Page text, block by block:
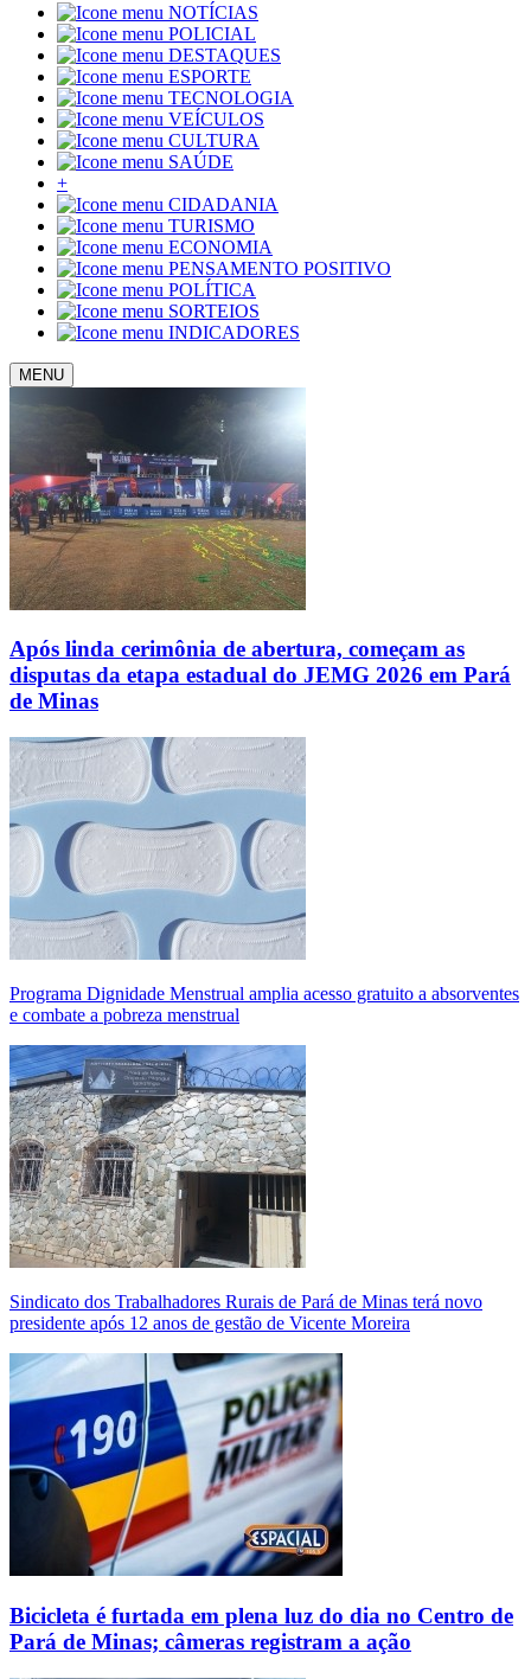
NOTÍCIAS
POLICIAL
DESTAQUES
ESPORTE
TECNOLOGIA
VEÍCULOS
CULTURA
SAÚDE
+
CIDADANIA
TURISMO
ECONOMIA
PENSAMENTO POSITIVO
POLÍTICA
SORTEIOS
INDICADORES
MENU
Após linda cerimônia de abertura, começam as
disputas da etapa estadual do JEMG 2026 em Pará
de Minas
Programa Dignidade Menstrual amplia acesso gratuito a absorventes
e combate a pobreza menstrual
Sindicato dos Trabalhadores Rurais de Pará de Minas terá novo
presidente após 12 anos de gestão de Vicente Moreira
Bicicleta é furtada em plena luz do dia no Centro de
Pará de Minas; câmeras registram a ação